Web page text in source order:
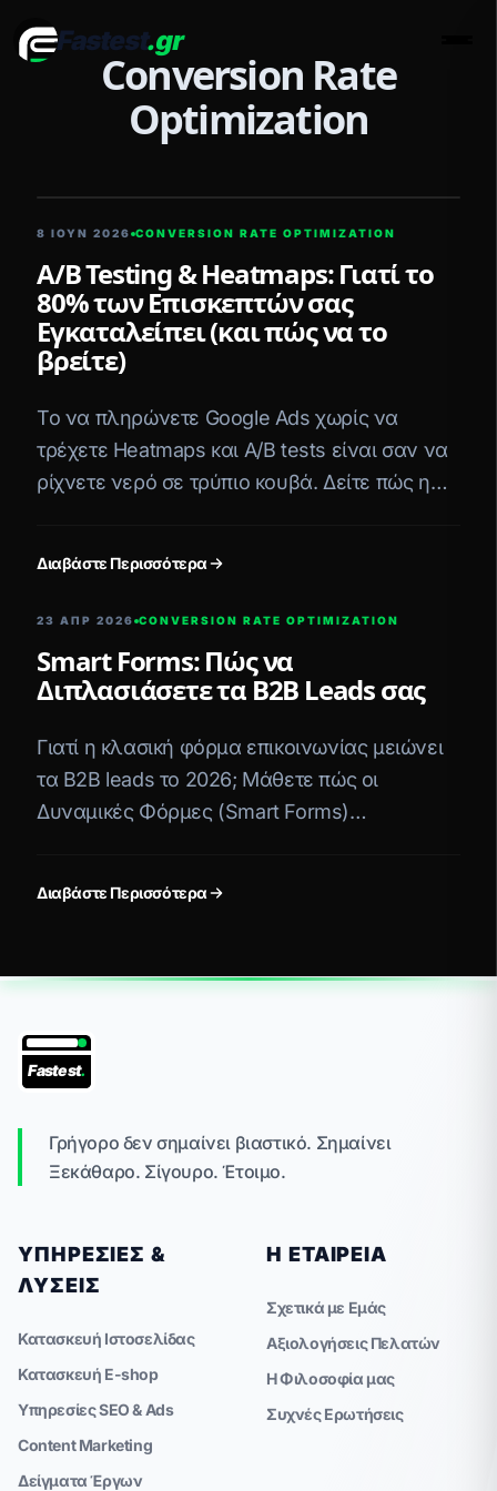
Fastest.gr
Conversion Rate
Optimization
8 ΙΟΥΝ 2026 CONVERSION RATE OPTIMIZATION
A/B Testing & Heatmaps: Γιατί το
80% των Επισκεπτών σας
Εγκαταλείπει (και πώς να το
βρείτε)
Το να πληρώνετε Google Ads χωρίς να
τρέχετε Heatmaps και A/B tests είναι σαν να
ρίχνετε νερό σε τρύπιο κουβά. Δείτε πώς η
Διαβάστε Περισσότερα
23 ΑΠΡ 2026 CONVERSION RATE OPTIMIZATION
Smart Forms: Πώς να
Διπλασιάσετε τα B2B Leads σας
Γιατί η κλασική φόρμα επικοινωνίας μειώνει
τα B2B leads το 2026; Μάθετε πώς οι
Δυναμικές Φόρμες (Smart Forms)
Διαβάστε Περισσότερα
Fastest.
Γρήγορο δεν σημαίνει βιαστικό. Σημαίνει
Ξεκάθαρο. Σίγουρο. Έτοιμο.
ΥΠΗΡΕΣΊΕΣ &
ΛΎΣΕΙΣ
Κατασκευή Ιστοσελίδας
Κατασκευή E-shop
Υπηρεσίες SEO & Ads
Content Marketing
Δείγματα Έργων
Η ΕΤΑΙΡΕΊΑ
Σχετικά με Εμάς
Αξιολογήσεις Πελατών
Η Φιλοσοφία μας
Συχνές Ερωτήσεις